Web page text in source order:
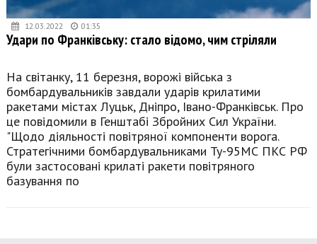
12.03.2022 01:35
Удари по Франківську: стало відомо, чим стріляли
На світанку, 11 березня, ворожі війська з
бомбардувальників завдали ударів крилатими
ракетами містах Луцьк, Дніпро, Івано-Франківськ. Про
це повідомили в Генштабі Збройних Сил України.
"Щодо діяльності повітряної компоненти ворога.
Стратегічними бомбардувальниками Ту-95МС ПКС РФ
були застосовані крилаті ракети повітряного
базування по